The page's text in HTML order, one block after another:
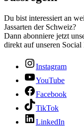
Du bist interessiert an
Jassarten der Schweiz?
Dann abonniere jetzt
direkt auf unseren
Instagram
YouTube
Facebook
TikTok
LinkedIn